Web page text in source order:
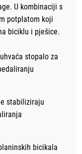
U kombinaciji s
potplatom koji
biciklu i pješice.
stopalo za
stabiliziraju
bicikala